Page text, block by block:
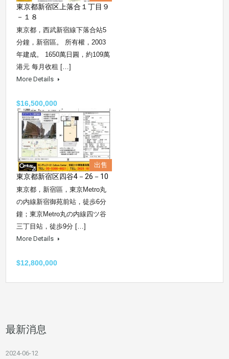
東京都新宿区上落合１丁目９
－１８
東京都，西武新宿線下落合站5
分鐘，新宿區。 所有權，2003
年建成。 1650萬日圓，約109萬
港元 每月收租 […]
More Details
$16,500,000
出售
東京都新宿区四谷4－26－10
東京都，新宿區，東京Metro丸
の内線新宿御苑前站，徒歩6分
鐘；東京Metro丸の内線四ツ谷
三丁目站，徒歩9分 […]
More Details
$12,800,000
最新消息
2024-06-12